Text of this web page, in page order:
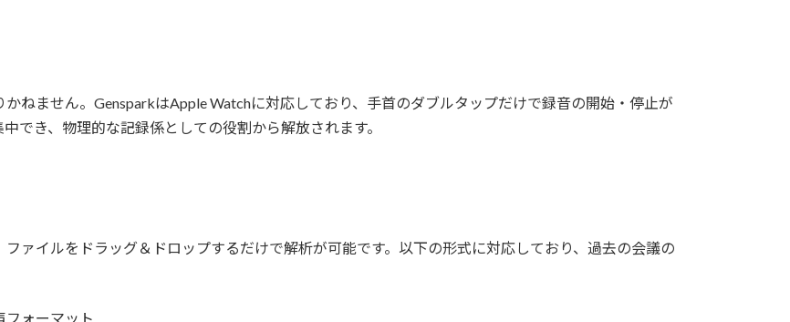
ねません。GensparkはApple Watchに対応しており、手首のダブルタップだけで録音の開始・停止が
でき、物理的な記録係としての役割から解放されます。
ァイルをドラッグ＆ドロップするだけで解析が可能です。以下の形式に対応しており、過去の会議の
フォーマット